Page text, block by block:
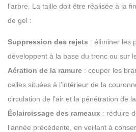
l’arbre. La taille doit être réalisée à la
de gel :
Suppression des rejets : éliminer les
développent à la base du tronc ou sur
Aération de la ramure : couper les
celles situées à l’intérieur de la
circulation de l’air et la pénétration de
Éclaircissage des rameaux : réduire
l’année précédente, en veillant à